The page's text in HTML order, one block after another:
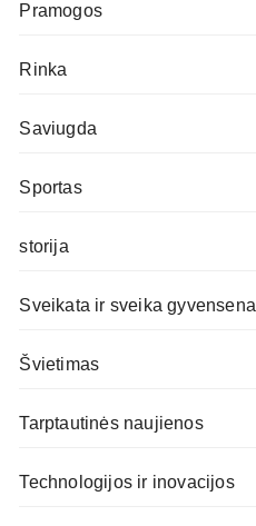
Pramogos
Rinka
Saviugda
Sportas
storija
Sveikata ir sveika gyvensena
Švietimas
Tarptautinės naujienos
Technologijos ir inovacijos